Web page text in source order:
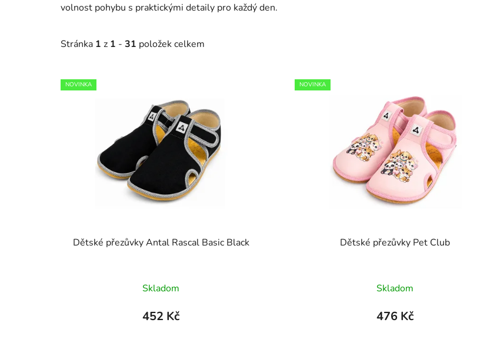
volnost pohybu s praktickými detaily pro každý den.
Stránka 1 z 1 - 31 položek celkem
V
ý
NOVINKA
Dětské přezůvky Antal Rascal Basic Black
Skladom
452 Kč
NOVINKA
Dětské přezůvky Pet Club
Skladom
476 Kč